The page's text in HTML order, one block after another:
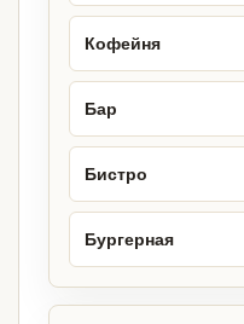
Кофейня
Бар
Бистро
Бургерная